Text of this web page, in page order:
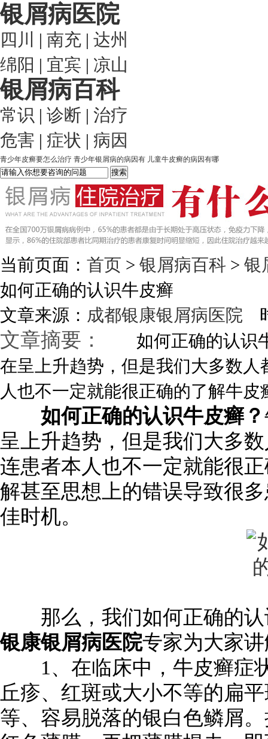
银屑病医院
四川 | 南充 | 达州
绵阳 | 宜宾 | 凉山
银屑病百科
常识 | 诊断 | 治疗
危害 | 症状 | 病因
青少年皮癣要怎么治疗 青少年银屑病的病因有 儿童牛皮癣的病因有哪
当前页面： 首页 > 银屑病百科 > 银
如何正确的认识牛皮癣
文章来源： 成都银康银屑病医院
文章摘要：
如何正确的认识牛
在呈上升趋势，但是我们大多数
人也不一定就能很正确的了解牛皮
如何正确的认识牛皮癣？
呈上升趋势，但是我们大多
连患者本人也不一定就能很
解甚至思想上的错误导致很
佳时机。
那么，我们如何正确的认
银康银屑病医院专家为大家
1、在临床中，牛皮癣症
丘疹、红斑或大小不等的扁
等、容易脱落的银白色鳞屑